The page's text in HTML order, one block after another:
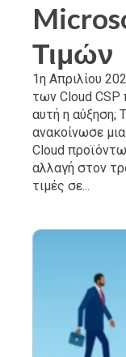
Τιμών
1η Απριλίου
των Cloud CSP
αυτή η αύξηση;
ανακοίνωσε
Cloud
αλλαγή στον
τιμές σε...